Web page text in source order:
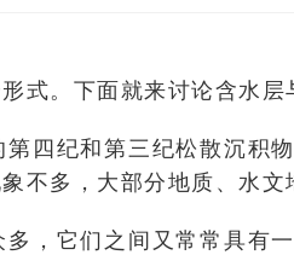
式。下面就来讨论含水层
四纪和第三纪松散沉积
不多，大部分地质、水
，它们之间又常常具有